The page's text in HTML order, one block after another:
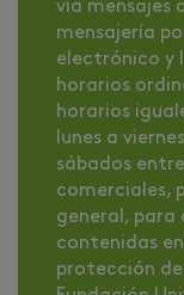
vía mensajes
mensajería
electrónico y
horarios
horarios
lunes a
sábados
comerciales,
general, para
contenidas
protección